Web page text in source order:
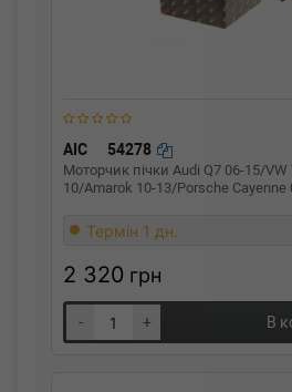
AIC 54278
Моторчик пічки Audi Q7 06-15/VW
10/Amarok 10-13/Porsche Cayenne
Термін 1 дн.
2 320 грн
- + В